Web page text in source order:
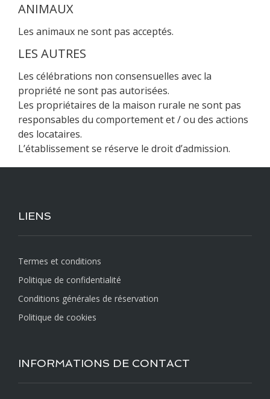
ANIMAUX
Les animaux ne sont pas acceptés.
LES AUTRES
Les célébrations non consensuelles avec la
propriété ne sont pas autorisées.
Les propriétaires de la maison rurale ne sont pas
responsables du comportement et / ou des actions
des locataires.
L’établissement se réserve le droit d’admission.
LIENS
Termes et conditions
Politique de confidentialité
Conditions générales de réservation
Politique de cookies
INFORMATIONS DE CONTACT